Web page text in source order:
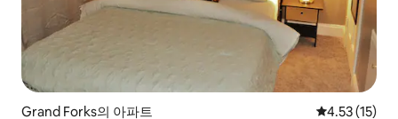
Grand Forks의 아파트 평점 4.53점
4.53 (15)